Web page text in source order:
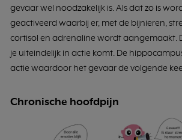
gevaar wel noodzakelijk is. Als dat zo is
geactiveerd waarbij er, met de bijnieren,
cortisol en adrenaline wordt aangemaakt.
je uiteindelijk in actie komt. De
actie waardoor het gevaar de volgende
Chronische hoofdpijn